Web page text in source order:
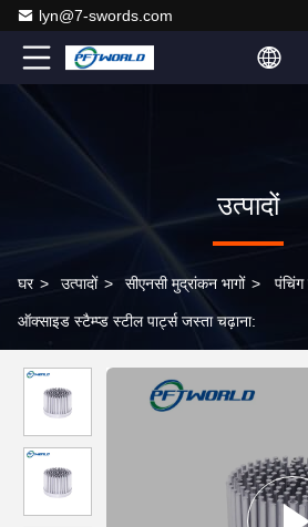
lyn@7-swords.com
उत्पादों
घर > उत्पादों > सीएनसी मुद्रांकन भागों > पंचिंग
ऑक्साइड स्टैम्प्ड स्टील पार्ट्स जस्ता चढ़ाना: